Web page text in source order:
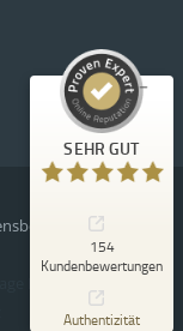
&
SEHR GUT
154
Kundenbewertungen
Authentizität
100
%
Empfehlungen auf
ProvenExpert.com
107
ProvenExpert.com
07.08.2026